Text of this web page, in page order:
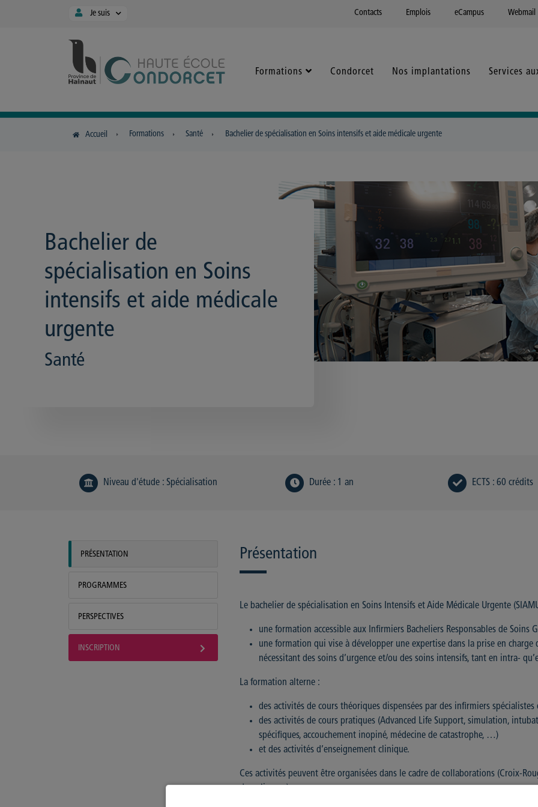
Panneau de gestion des cookies
Je suis Contacts Emplois eCampus Webmail
Formations Condorcet Nos implantations Services
Accueil Formations Santé Bachelier de spécialisation en Soins intensifs et aide médicale urgente
Bachelier de
spécialisation en Soins
intensifs et aide médicale
urgente
Santé
Niveau d'étude: Spécialisation Durée: 1 an ECTS: 60 crédits
PRÉSENTATION
PROGRAMMES
PERSPECTIVES
INSCRIPTION
Présentation
Le bachelier de spécialisation en Soins Intensifs et Aide Médicale Urgente
une formation accessible aux Infirmiers Bacheliers Responsables de Soins
une formation qui vise à développer une expertise dans la prise en
nécessitant des soins d’urgence et/ou des soins intensifs, tant en intra-
La formation alterne :
des activités de cours théoriques dispensées par des infirmiers
des activités de cours pratiques (Advanced Life Support, simulation,
spécifiques, accouchement inopiné, médecine de catastrophe, …)
et des activités d’enseignement clinique.
Ces activités peuvent être organisées dans le cadre de collaborations (Croix-